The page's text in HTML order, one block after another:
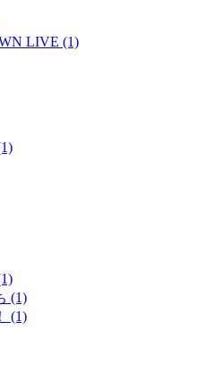
LIVE (1)
(1)
(1)